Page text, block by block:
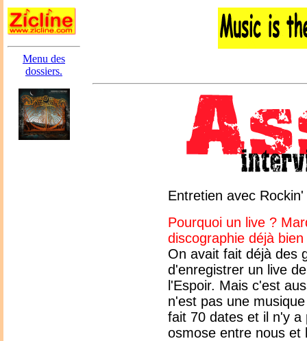
Menu des
dossiers.
Entretien avec
Pourquoi un live ?
discographie déjà
On avait fait déjà des
d'enregistrer un live
l'Espoir. Mais c'est
n'est pas une
fait 70 dates et il n'y a
osmose entre nous et